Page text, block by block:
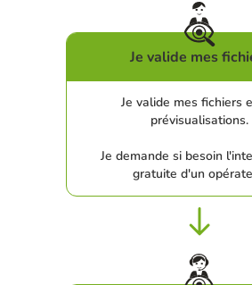
Je valide mes
Je valide mes fichiers
prévisualisations.
Je demande si besoin
gratuite d'un